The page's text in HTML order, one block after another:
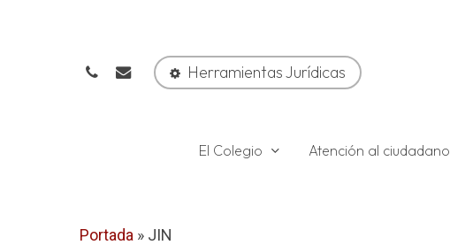
phoneemail Herramientas Jurídicas
El Colegio Atención al ciudadano
Portada » JIN